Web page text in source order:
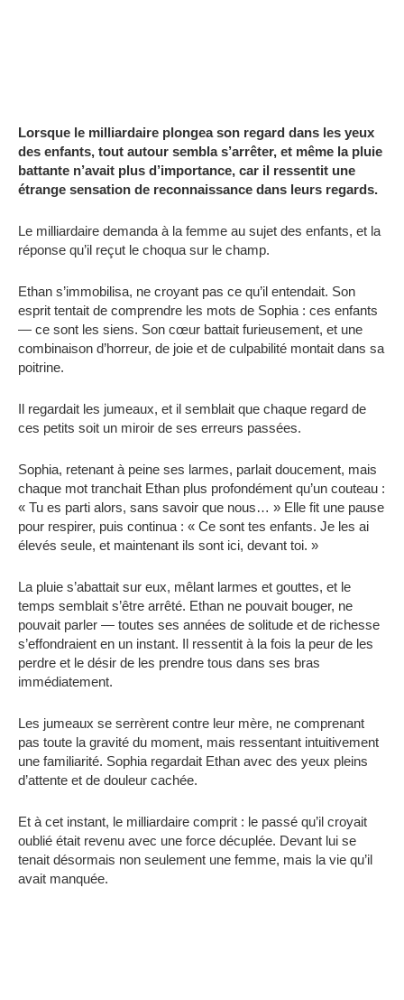
Lorsque le milliardaire plongea son regard dans les yeux
des enfants, tout autour sembla s’arrêter, et même la pluie
battante n’avait plus d’importance, car il ressentit une
étrange sensation de reconnaissance dans leurs regards.
Le milliardaire demanda à la femme au sujet des enfants, et la
réponse qu’il reçut le choqua sur le champ.
Ethan s’immobilisa, ne croyant pas ce qu’il entendait. Son
esprit tentait de comprendre les mots de Sophia : ces enfants
— ce sont les siens. Son cœur battait furieusement, et une
combinaison d’horreur, de joie et de culpabilité montait dans sa
poitrine.
Il regardait les jumeaux, et il semblait que chaque regard de
ces petits soit un miroir de ses erreurs passées.
Sophia, retenant à peine ses larmes, parlait doucement, mais
chaque mot tranchait Ethan plus profondément qu’un couteau :
« Tu es parti alors, sans savoir que nous… » Elle fit une pause
pour respirer, puis continua : « Ce sont tes enfants. Je les ai
élevés seule, et maintenant ils sont ici, devant toi. »
La pluie s’abattait sur eux, mêlant larmes et gouttes, et le
temps semblait s’être arrêté. Ethan ne pouvait bouger, ne
pouvait parler — toutes ses années de solitude et de richesse
s’effondraient en un instant. Il ressentit à la fois la peur de les
perdre et le désir de les prendre tous dans ses bras
immédiatement.
Les jumeaux se serrèrent contre leur mère, ne comprenant
pas toute la gravité du moment, mais ressentant intuitivement
une familiarité. Sophia regardait Ethan avec des yeux pleins
d’attente et de douleur cachée.
Et à cet instant, le milliardaire comprit : le passé qu’il croyait
oublié était revenu avec une force décuplée. Devant lui se
tenait désormais non seulement une femme, mais la vie qu’il
avait manquée.